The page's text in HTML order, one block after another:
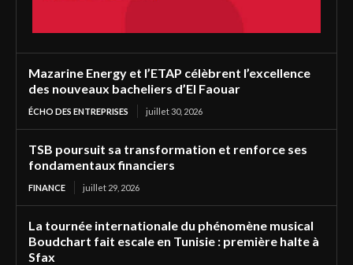
Mazarine Energy et l’ETAP célèbrent l’excellence
des nouveaux bacheliers d’El Faouar
ÉCHO DES ENTREPRISES juillet 30, 2026
TSB poursuit sa transformation et renforce ses
fondamentaux financiers
FINANCE juillet 29, 2026
La tournée internationale du phénomène musical
Boudchart fait escale en Tunisie : première halte à
Sfax